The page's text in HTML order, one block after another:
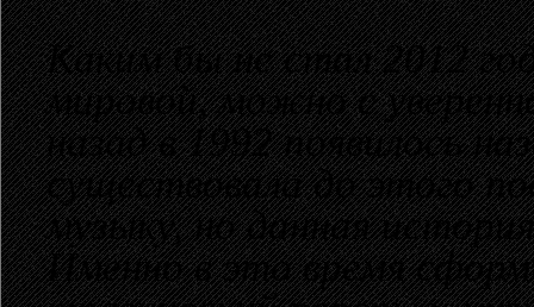
Каким бы не стал 2012
мировой, можно с
назад в 1992 появилось
существовала до этого
музыку, но данная
Именно в это время